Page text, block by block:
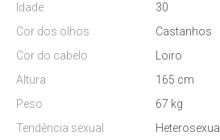
Idade
30
Cor dos olhos
Castanhos
Cor do cabelo
Loiro
Altura
165 cm
Peso
67 kg
Tendência sexual
Heterosexual